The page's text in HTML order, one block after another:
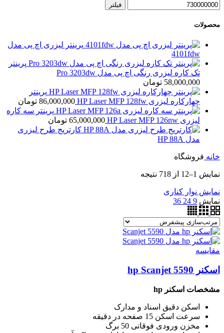
فیلتر
محصولات
پرینتر لیزری اچ پی مدل
4101fdw
پرینتر
تک کاره لیزری رنگی اچ پی مدل Pro 3203dw
58,000,000 تومان
پرینتر
چهارکاره لیزری HP Laser MFP 128fw
86,000,000 تومان
پرینتر سه کاره
لیزری HP Laser MFP 126nw
65,000,000 تومان
کارتریج طرح لیزری
مدل HP 88A
خانه فروشگاه
نمایش 1–12 از 718 نتیجه
نمایش نوار کناری
نمایش 9
24
36
مقايسه
اسکنر hp Scanjet 5590
مشخصات اسکنر hp
اسکن دقیق اسناد و مدارک
سرعت اسکن 15 صفحه در دقیقه
مخزن ورودی فوقانی 50 برگ